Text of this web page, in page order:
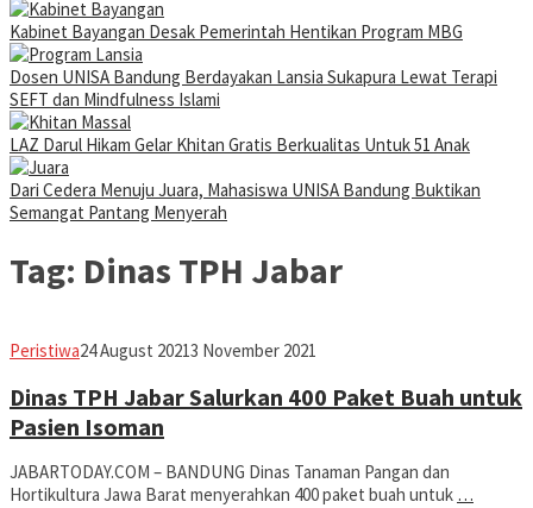
Kabinet Bayangan Desak Pemerintah Hentikan Program MBG
Dosen UNISA Bandung Berdayakan Lansia Sukapura Lewat Terapi
SEFT dan Mindfulness Islami
LAZ Darul Hikam Gelar Khitan Gratis Berkualitas Untuk 51 Anak
Dari Cedera Menuju Juara, Mahasiswa UNISA Bandung Buktikan
Semangat Pantang Menyerah
Tag: Dinas TPH Jabar
PeristiwaAvila
24 August 20213 November 2021
Dinas TPH Jabar Salurkan 400 Paket Buah untuk
Pasien Isoman
JABARTODAY.COM – BANDUNG Dinas Tanaman Pangan dan
Hortikultura Jawa Barat menyerahkan 400 paket buah untuk …